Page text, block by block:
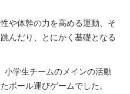
や体幹の力を高める運動、そ
んだり、とにかく基礎となる
学生チームのメインの活動
ボール運びゲームでした。